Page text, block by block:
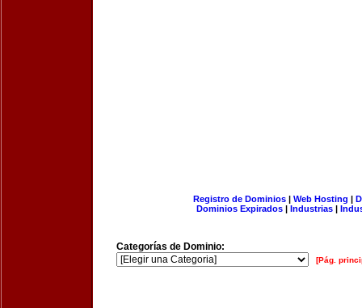
Registro de Dominios| Web Hosting |
Dominios Expirados | Industrias |
Categorías de Dominio:
[Pág.